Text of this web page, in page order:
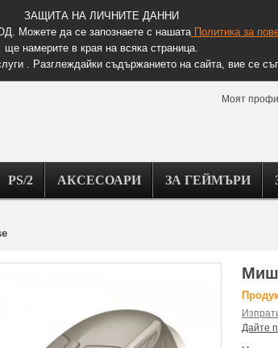
ЗАЩИТА НА ЛИЧНИТЕ ДАННИ
Можете да се запознаете с нашатаПолитика за
ще намерите в края на всяка страница.
. Разглеждайки съдържанието на сайта, вие се
Моят
PS/2 АКСЕСОАРИ ЗА ГЕЙМЪРИ
Дайте